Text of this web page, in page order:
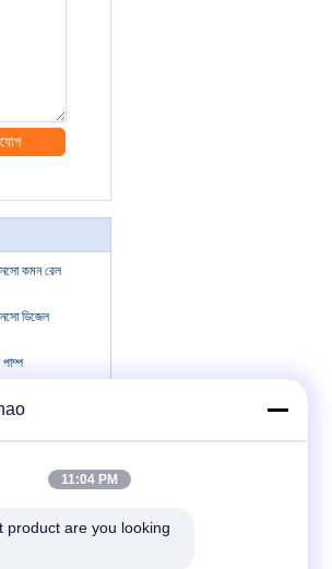
কমন রেল
ডিজেল
11:04 PM
product are you looking